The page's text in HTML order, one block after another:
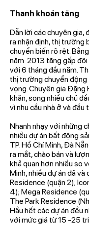
Thanh khoản tăng
Dẫn lời các chuyên gia,
ra nhận định, thị
chuyển biến rõ rệt.
năm 2013 tăng gấp đôi
với 6 tháng đầu năm.
thị trường chuyển động
vọng. Chuyên gia Đặng
khăn, song nhiều chủ
vì nhu cầu nhà ở và đầu
Nhanh nhạy với những
nhiều dự án bất động
TP. Hồ Chí Minh, Đà
ra mắt, chào bán và
khả quan hơn nhiều so
Minh, nhiều dự án đã
Residence (quận 2);
4); Mega Residence
The Park Residence
Hầu hết các dự án đều
với mức giá từ 15 -25